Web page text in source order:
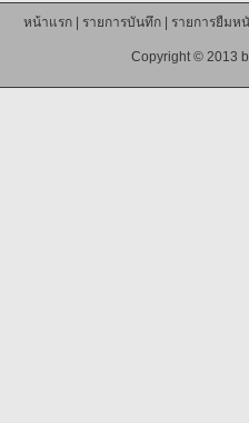
หน้าแรก| รายการบันทึก| รายการยืมห
Copyright © 2013